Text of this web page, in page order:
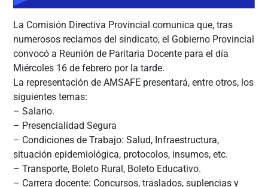
La Comisión Directiva Provincial comunica que, tras
numerosos reclamos del sindicato, el Gobierno Provincial
convocó a Reunión de Paritaria Docente para el día
Miércoles 16 de febrero por la tarde.
La representación de AMSAFE presentará, entre otros, los
siguientes temas:
– Salario.
– Presencialidad Segura
– Condiciones de Trabajo: Salud, Infraestructura,
situación epidemiológica, protocolos, insumos, etc.
– Transporte, Boleto Rural, Boleto Educativo.
– Carrera docente: Concursos, traslados, suplencias y